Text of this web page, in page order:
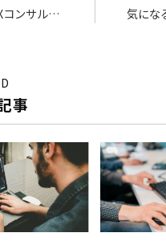
ンサルタ
気にな
事